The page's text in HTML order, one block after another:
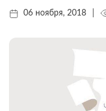
06 ноября, 2018